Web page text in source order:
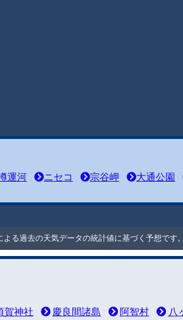
運河 ニセコ 宗谷岬 大通公園
る過去の天気データの統計値に基づく予想です。
賀神社 慶良間諸島 阿智村 八